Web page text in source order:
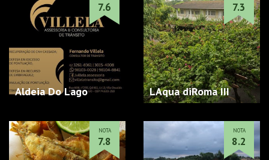
Aldeia Do Lago
7.6
LAqua diRoma III
7.3
NOTA
7.8
NOTA
8.2